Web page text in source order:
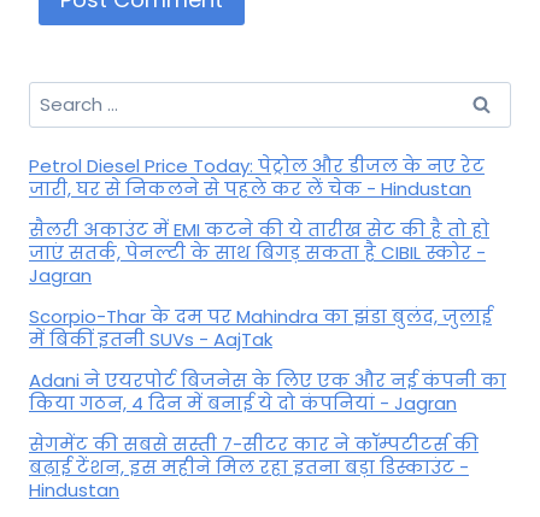
Search
for:
Petrol Diesel Price Today: पेट्रोल और डीजल के नए रेट
जारी, घर से निकलने से पहले कर लें चेक - Hindustan
सैलरी अकाउंट में EMI कटने की ये तारीख सेट की है तो हो
जाएं सतर्क, पेनल्टी के साथ बिगड़ सकता है CIBIL स्कोर -
Jagran
Scorpio-Thar के दम पर Mahindra का झंडा बुलंद, जुलाई
में बिकीं इतनी SUVs - AajTak
Adani ने एयरपोर्ट बिजनेस के लिए एक और नई कंपनी का
किया गठन, 4 दिन में बनाई ये दो कंपनियां - Jagran
सेगमेंट की सबसे सस्ती 7-सीटर कार ने कॉम्पटीटर्स की
बढ़ाई टेंशन, इस महीने मिल रहा इतना बड़ा डिस्काउंट -
Hindustan